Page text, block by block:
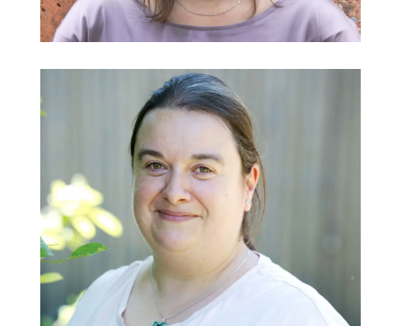
Schulleitung, Deutsch, Sozialkunde
Anna-Catherine Franzisi-Postner
Kindergarten Hammerschmiede
@